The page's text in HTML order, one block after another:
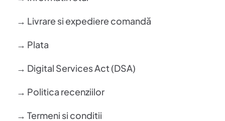
→ Livrare si expediere comandă
→ Plata
→ Digital Services Act (DSA)
→ Politica recenziilor
→ Termeni si conditii